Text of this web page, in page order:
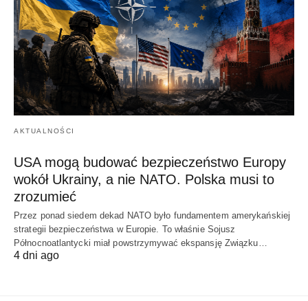
AKTUALNOŚCI
USA mogą budować bezpieczeństwo Europy
wokół Ukrainy, a nie NATO. Polska musi to
zrozumieć
Przez ponad siedem dekad NATO było fundamentem amerykańskiej
strategii bezpieczeństwa w Europie. To właśnie Sojusz
Północnoatlantycki miał powstrzymywać ekspansję Związku…
4 dni ago